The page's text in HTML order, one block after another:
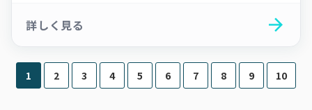
詳しく見る arrow_forward
1 2 3 4 5 6 7 8 9 10